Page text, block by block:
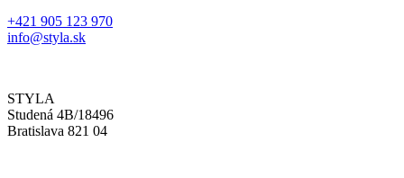
+421 905 123 970
info@styla.sk
STYLA
Studená 4B/18496
Bratislava 821 04